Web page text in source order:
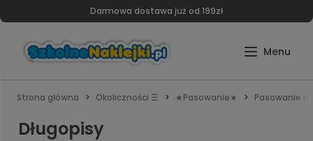
Darmowa dostawa już od 199zł
Strona główna Okoliczności ☰ ★Pasowanie★ Pasowanie
Długopisy